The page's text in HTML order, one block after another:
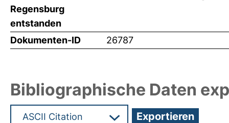
Regensburg
entstanden
Dokumenten-ID 26787
Bibliographische Daten